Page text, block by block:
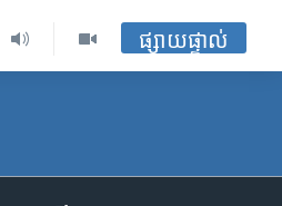
ផ្សាយផ្ទាល់